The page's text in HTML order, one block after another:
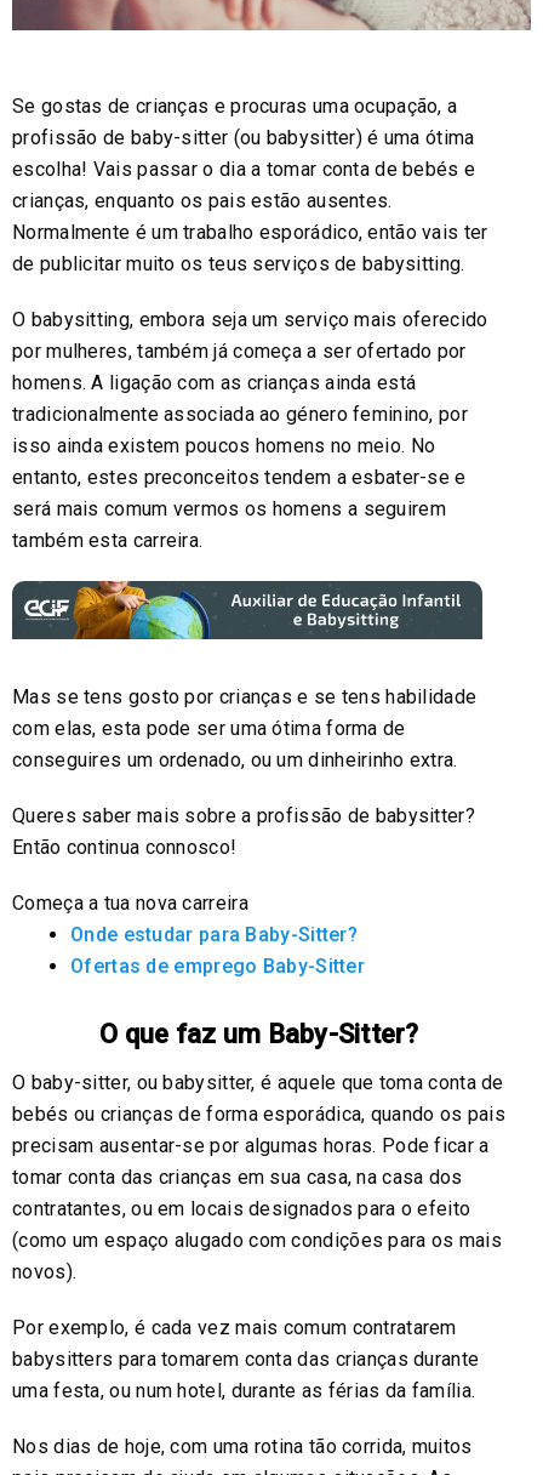
Se gostas de crianças e procuras uma ocupação, a
profissão de baby-sitter (ou babysitter) é uma ótima
escolha! Vais passar o dia a tomar conta de bebés e
crianças, enquanto os pais estão ausentes.
Normalmente é um trabalho esporádico, então vais ter
de publicitar muito os teus serviços de babysitting.
O babysitting, embora seja um serviço mais oferecido
por mulheres, também já começa a ser ofertado por
homens. A ligação com as crianças ainda está
tradicionalmente associada ao género feminino, por
isso ainda existem poucos homens no meio. No
entanto, estes preconceitos tendem a esbater-se e
será mais comum vermos os homens a seguirem
também esta carreira.
Mas se tens gosto por crianças e se tens habilidade
com elas, esta pode ser uma ótima forma de
conseguires um ordenado, ou um dinheirinho extra.
Queres saber mais sobre a profissão de babysitter?
Então continua connosco!
Começa a tua nova carreira
Onde estudar para Baby-Sitter?
Ofertas de emprego Baby-Sitter
O que faz um Baby-Sitter?
O baby-sitter, ou babysitter, é aquele que toma conta de
bebés ou crianças de forma esporádica, quando os pais
precisam ausentar-se por algumas horas. Pode ficar a
tomar conta das crianças em sua casa, na casa dos
contratantes, ou em locais designados para o efeito
(como um espaço alugado com condições para os mais
novos).
Por exemplo, é cada vez mais comum contratarem
babysitters para tomarem conta das crianças durante
uma festa, ou num hotel, durante as férias da família.
Nos dias de hoje, com uma rotina tão corrida, muitos